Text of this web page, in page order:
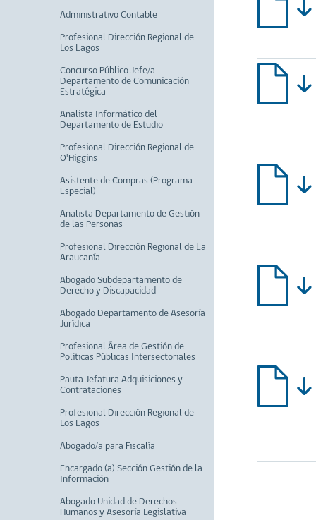
Administrativo Contable
Profesional Dirección Regional de
Los Lagos
Concurso Público Jefe/a
Departamento de Comunicación
Estratégica
Analista Informático del
Departamento de Estudio
Profesional Dirección Regional de
O'Higgins
Asistente de Compras (Programa
Especial)
Analista Departamento de Gestión
de las Personas
Profesional Dirección Regional de La
Araucanía
Abogado Subdepartamento de
Derecho y Discapacidad
Abogado Departamento de Asesoría
Jurídica
Profesional Área de Gestión de
Políticas Públicas Intersectoriales
Pauta Jefatura Adquisiciones y
Contrataciones
Profesional Dirección Regional de
Los Lagos
Abogado/a para Fiscalía
Encargado (a) Sección Gestión de la
Información
Abogado Unidad de Derechos
Humanos y Asesoría Legislativa